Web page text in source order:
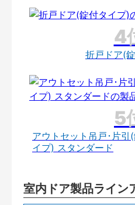
折戸ドア(
アウトセット吊戸･片引
イプ) スタンダード
室内ドア製品ライン